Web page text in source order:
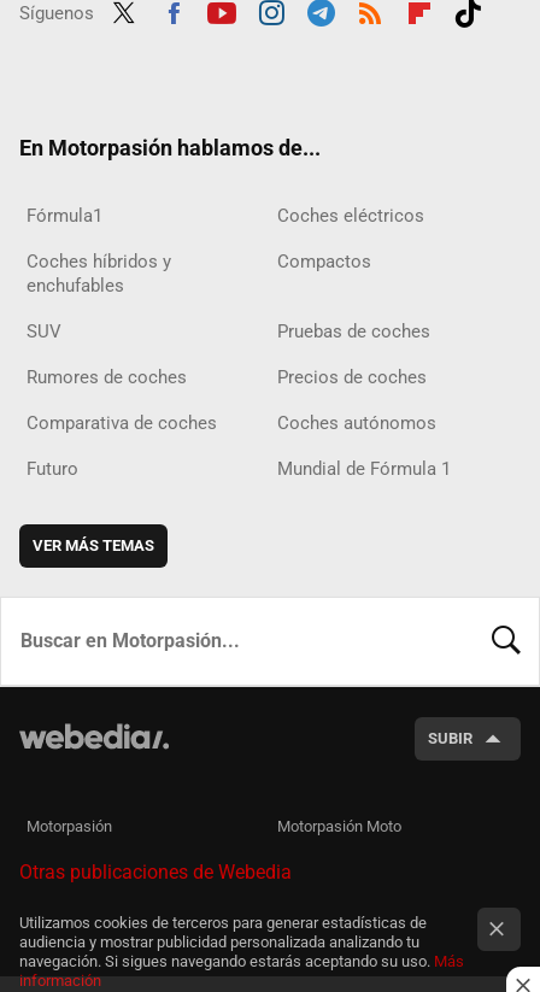
Síguenos
En Motorpasión hablamos de...
Fórmula1 Coches eléctricos
Coches híbridos y
enchufables
Compactos
SUV Pruebas de coches
Rumores de coches Precios de coches
Comparativa de coches Coches autónomos
Futuro Mundial de Fórmula 1
VER MÁS TEMAS
SUBIR
Motorpasión Motorpasión Moto
Otras publicaciones de Webedia
Utilizamos cookies de terceros para generar estadísticas de
audiencia y mostrar publicidad personalizada analizando tu
navegación. Si sigues navegando estarás aceptando su uso. Más
información